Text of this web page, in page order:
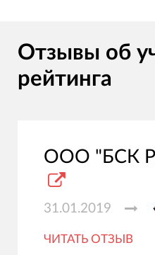
Отзывы об
рейтинга
ООО "БСК
31.01.2019
ЧИТАТЬ ОТЗЫВ